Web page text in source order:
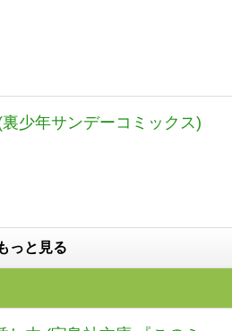
少年サンデーコミックス)
っと見る